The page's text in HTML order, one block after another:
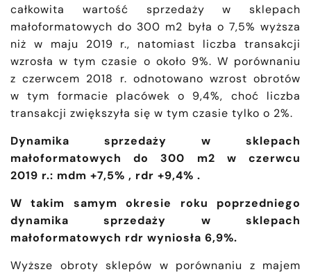
całkowita wartość sprzedaży w sklepach
małoformatowych do 300 m2 była o 7,5% wyższa
niż w maju 2019 r., natomiast liczba transakcji
wzrosła w tym czasie o około 9%. W porównaniu
z czerwcem 2018 r. odnotowano wzrost obrotów
w tym formacie placówek o 9,4%, choć liczba
transakcji zwiększyła się w tym czasie tylko o 2%.
Dynamika sprzedaży w sklepach
małoformatowych do 300 m2 w czerwcu
2019 r.: mdm +7,5% , rdr +9,4% .
W takim samym okresie roku poprzedniego
dynamika sprzedaży w sklepach
małoformatowych rdr wyniosła 6,9%.
Wyższe obroty sklepów w porównaniu z majem